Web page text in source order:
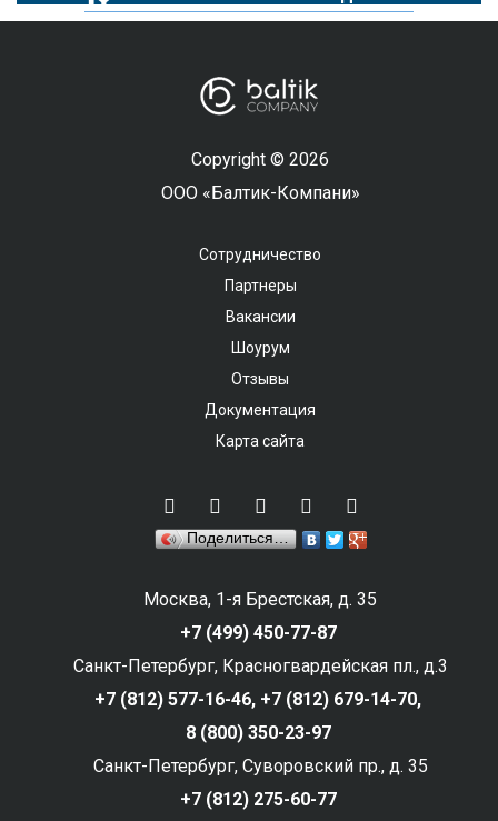
Copyright © 2026
ООО «Балтик-Компани»
Сотрудничество
Партнеры
Вакансии
Шоурум
Отзывы
Документация
Карта сайта
Поделиться…
Москва, 1-я Брестская, д. 35
+7 (499) 450-77-87
Санкт-Петербург, Красногвардейская пл., д.3
+7 (812) 577-16-46, +7 (812) 679-14-70,
8 (800) 350-23-97
Санкт-Петербург, Суворовский пр., д. 35
+7 (812) 275-60-77